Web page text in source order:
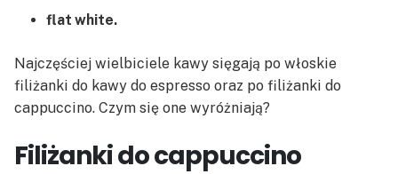
flat white.
Najczęściej wielbiciele kawy sięgają po włoskie
filiżanki do kawy do espresso oraz po filiżanki do
cappuccino. Czym się one wyróżniają?
Filiżanki do cappuccino